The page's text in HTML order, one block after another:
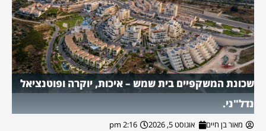
שכונת המשקפיים בית שמש – איכות, יוקרה ופוטנציאל
נדל"ני.
מאור בן חיים אוגוסט 5, 2026 2:16 pm